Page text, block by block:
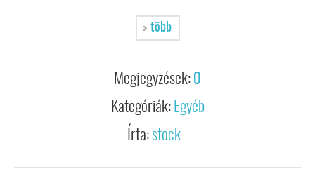
több
Megjegyzések: 0
Kategóriák: Egyéb
Írta:stock